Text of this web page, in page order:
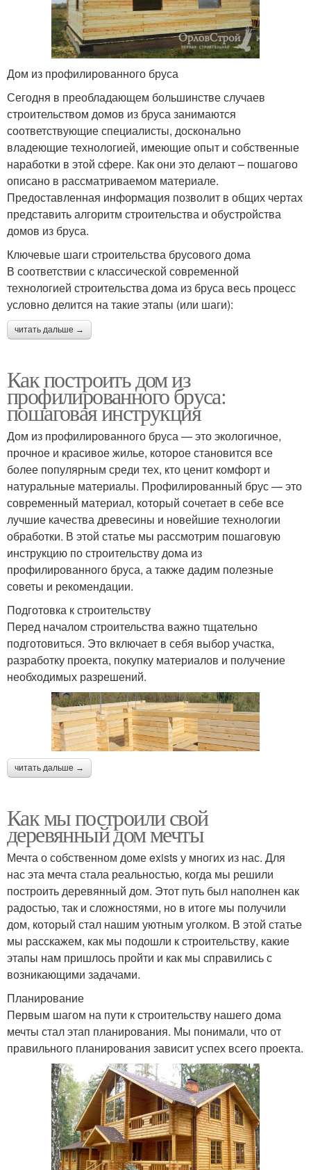
Дом из профилированного бруса
Сегодня в преобладающем большинстве случаев
строительством домов из бруса занимаются
соответствующие специалисты, досконально
владеющие технологией, имеющие опыт и собственные
наработки в этой сфере. Как они это делают – пошагово
описано в рассматриваемом материале.
Предоставленная информация позволит в общих чертах
представить алгоритм строительства и обустройства
домов из бруса.
Ключевые шаги строительства брусового дома
В соответствии с классической современной
технологией строительства дома из бруса весь процесс
условно делится на такие этапы (или шаги):
читать дальше →
Как построить дом из
профилированного бруса:
пошаговая инструкция
Дом из профилированного бруса — это экологичное,
прочное и красивое жилье, которое становится все
более популярным среди тех, кто ценит комфорт и
натуральные материалы. Профилированный брус — это
современный материал, который сочетает в себе все
лучшие качества древесины и новейшие технологии
обработки. В этой статье мы рассмотрим пошаговую
инструкцию по строительству дома из
профилированного бруса, а также дадим полезные
советы и рекомендации.
Подготовка к строительству
Перед началом строительства важно тщательно
подготовиться. Это включает в себя выбор участка,
разработку проекта, покупку материалов и получение
необходимых разрешений.
читать дальше →
Как мы построили свой
деревянный дом мечты
Мечта о собственном доме exists у многих из нас. Для
нас эта мечта стала реальностью, когда мы решили
построить деревянный дом. Этот путь был наполнен как
радостью, так и сложностями, но в итоге мы получили
дом, который стал нашим уютным уголком. В этой статье
мы расскажем, как мы подошли к строительству, какие
этапы нам пришлось пройти и как мы справились с
возникающими задачами.
Планирование
Первым шагом на пути к строительству нашего дома
мечты стал этап планирования. Мы понимали, что от
правильного планирования зависит успех всего проекта.